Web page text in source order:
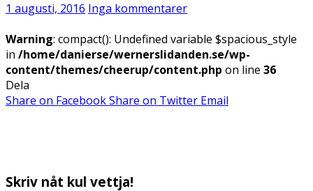
1 augusti, 2016 Inga kommentarer
Warning: compact(): Undefined variable $spacious_style
in /home/danierse/wernerslidanden.se/wp-
content/themes/cheerup/content.php on line 36
Dela
Share on FacebookShare on Twitter Email
Skriv nåt kul vettja!